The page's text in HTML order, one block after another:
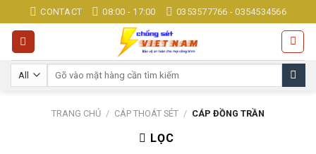
to
content
CONTACT 08:00 - 17:00 0353577766 - 0354534566
Tìm
TRANG CHỦ / CÁP THOÁT SÉT / CÁP ĐỒNG TRẦN
LỌC